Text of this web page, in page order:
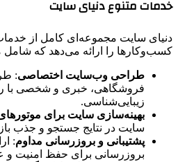
خدمات متنوع دنیای سایت
دنیای سایت مجموعه‌ای کامل از
کسب‌وکارها را ارائه می‌دهد که شامل
طراحی وب‌سایت اختصاصی:
فروشگاهی، خبری و شخصی با
زیبایی‌شناسی.
بهینه‌سازی سایت برای
سایت در نتایج جستجو و جذب
پشتیبانی و بروزرسانی مداوم:
بروزرسانی برای حفظ امنیت و